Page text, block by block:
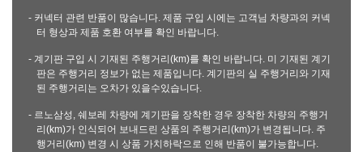
- 커넥터 관련 반품이 많습니다. 제품 구입 시에는 고객님 차량과의 커넥
터 형상과 제품 호환 여부를 확인 바랍니다.
- 계기판 구입 시 기재된 주행거리(km)를 확인 바랍니다. 미 기재된 계기
판은 주행거리 정보가 없는 제품입니다. 계기판의 실 주행거리와 기재
된 주행거리는 오차가 있을수있습니다.
- 르노삼성, 쉐보레 차량에 계기판을 장착한 경우 장착한 차량의 주행거
리(km)가 인식되어 보내드린 상품의 주행거리(km)가 변경됩니다. 주
행거리(km) 변경 시 상품 가치하락으로 인해 반품이 불가능합니다.